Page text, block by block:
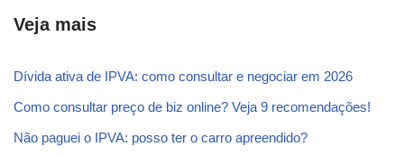
Veja mais
Dívida ativa de IPVA: como consultar e negociar em 2026
Como consultar preço de biz online? Veja 9 recomendações!
Não paguei o IPVA: posso ter o carro apreendido?